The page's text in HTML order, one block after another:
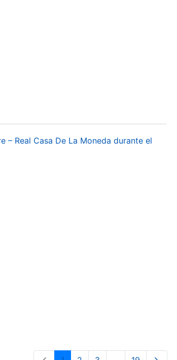
– Real Casa De La Moneda durante el